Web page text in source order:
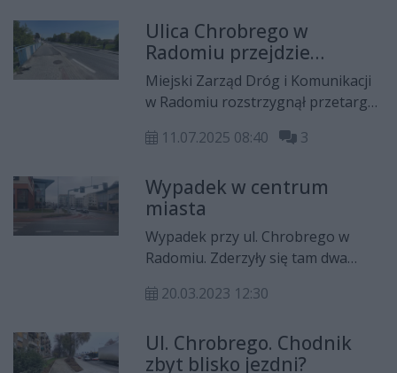
między salonem samochodowym a
rondem Sybiraków. Objazdami
pojadą autobusy linii 6 i 7.
Ulica Chrobrego w
Radomiu przejdzie
metamorfozę.
Rozstrzygnięto przetarg
Miejski Zarząd Dróg i Komunikacji
w Radomiu rozstrzygnął przetarg
wraz z modernizacją mostu oraz
rowerowej.
11.07.2025 08:40 3
Wypadek w centrum
miasta
Wypadek przy ul. Chrobrego w
Radomiu. Zderzyły się tam dwa
szpitala.
20.03.2023 12:30
Ul. Chrobrego. Chodnik
zbyt blisko jezdni?